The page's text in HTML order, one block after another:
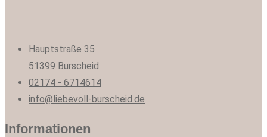
Hauptstraße 35
51399 Burscheid
02174 - 6714614
info@liebevoll-burscheid.de
Informationen